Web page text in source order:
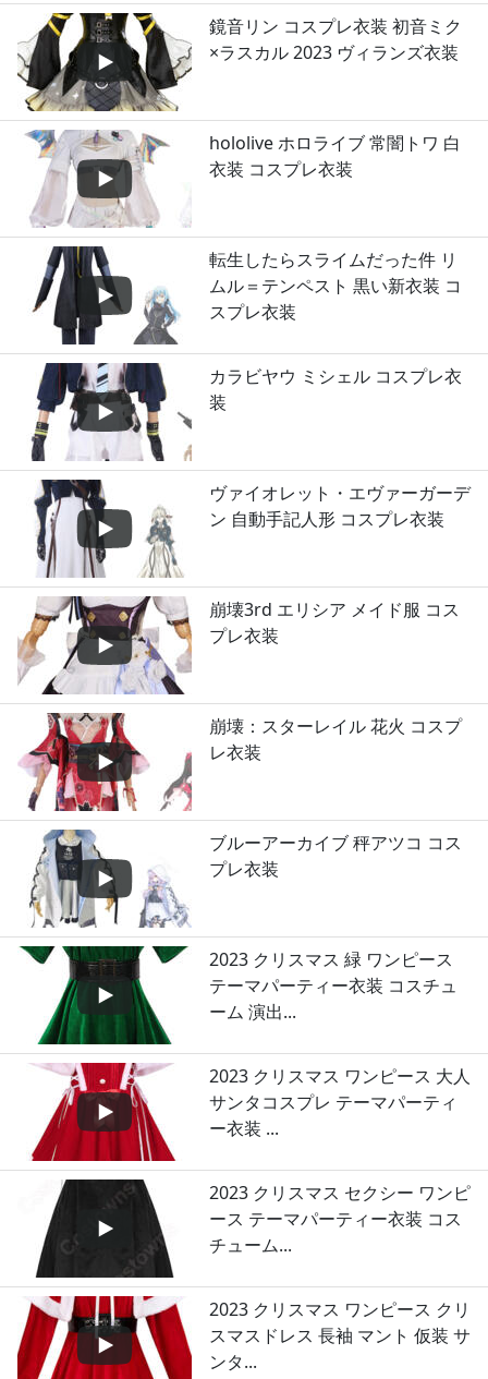
鏡音リン コスプレ衣装 初音ミク
×ラスカル 2023 ヴィランズ衣装
hololive ホロライブ 常闇トワ 白
衣装 コスプレ衣装
転生したらスライムだった件 リ
ムル＝テンペスト 黒い新衣装 コ
スプレ衣装
カラビヤウ ミシェル コスプレ衣
装
ヴァイオレット・エヴァーガーデ
ン 自動手記人形 コスプレ衣装
崩壊3rd エリシア メイド服 コス
プレ衣装
崩壊：スターレイル 花火 コスプ
レ衣装
ブルーアーカイブ 秤アツコ コス
プレ衣装
2023 クリスマス 緑 ワンピース
テーマパーティー衣装 コスチュ
ーム 演出...
2023 クリスマス ワンピース 大人
サンタコスプレ テーマパーティ
ー衣装 ...
2023 クリスマス セクシー ワンピ
ース テーマパーティー衣装 コス
チューム...
2023 クリスマス ワンピース クリ
スマスドレス 長袖 マント 仮装 サ
ンタ...